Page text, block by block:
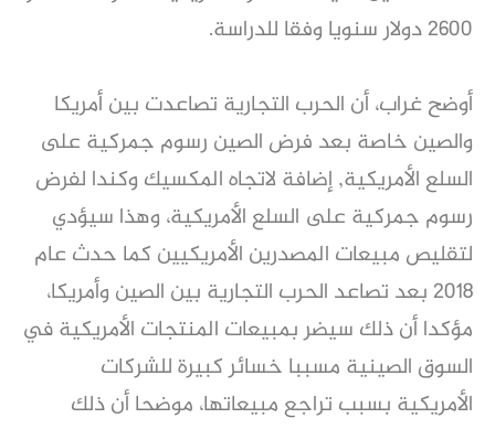
2600 دولار سنويا وفقا للدراسة.
أوضح غراب، أن الحرب التجارية تصاعدت بين أمريكا
والصين خاصة بعد فرض الصين رسوم جمركية على
السلع الأمريكية, إضافة لاتجاه المكسيك وكندا لفرض
رسوم جمركية على السلع الأمريكية، وهذا سيؤدي
لتقليص مبيعات المصدرين الأمريكيين كما حدث عام
2018 بعد تصاعد الحرب التجارية بين الصين وأمريكا،
مؤكدا أن ذلك سيضر بمبيعات المنتجات الأمريكية في
السوق الصينية مسببا خسائر كبيرة للشركات
الأمريكية بسبب تراجع مبيعاتها، موضحا أن ذلك